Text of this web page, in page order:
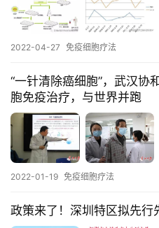
临
转
化
会
动
2022-04-27 免疫细胞疗法
“一针清除癌细胞”，武汉
胞免疫治疗，与世界并跑
2022-01-19 免疫细胞疗法
政策来了！深圳特区拟先行